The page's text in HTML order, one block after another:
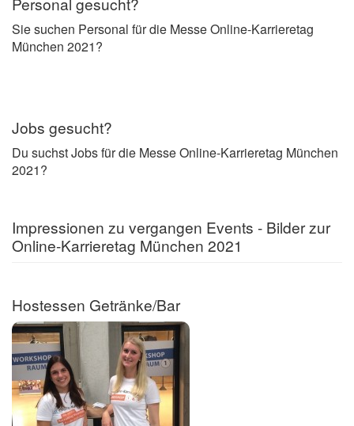
Sie suchen Personal für die Messe Online-Karrieretag
München 2021?
Jobs gesucht?
Du suchst Jobs für die Messe Online-Karrieretag München
2021?
Impressionen zu vergangen Events - Bilder zur
Online-Karrieretag München 2021
Hostessen Getränke/Bar